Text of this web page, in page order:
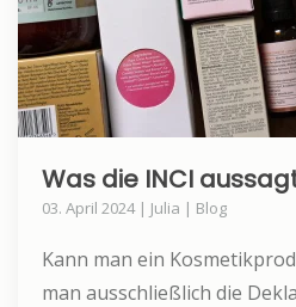
Was die INCI
03. April 2024 | Julia | Blog
Kann man ein
man ausschließlich die